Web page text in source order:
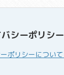
シーポリシー
ポリシーについて